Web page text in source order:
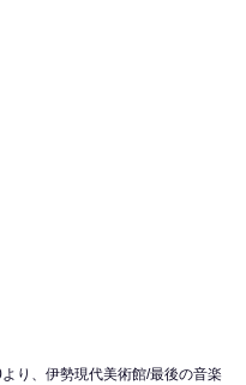
り、伊勢現代美術館/最後の音楽